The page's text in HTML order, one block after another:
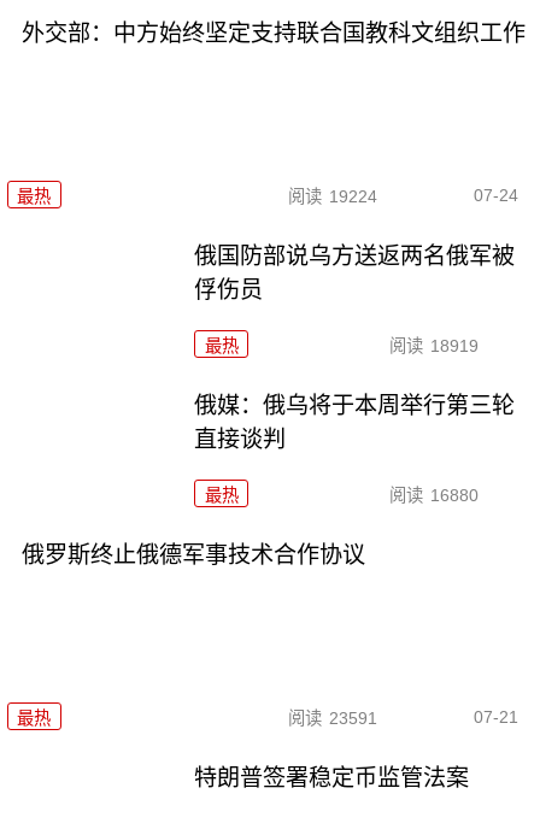
外交部：中方始终坚定支持联合国教科文组织工作
最热 阅读 19224 07-24
俄国防部说乌方送返两名俄军被
俘伤员
最热 阅读 18919
俄媒：俄乌将于本周举行第三轮
直接谈判
最热 阅读 16880
俄罗斯终止俄德军事技术合作协议
最热 阅读 23591 07-21
特朗普签署稳定币监管法案